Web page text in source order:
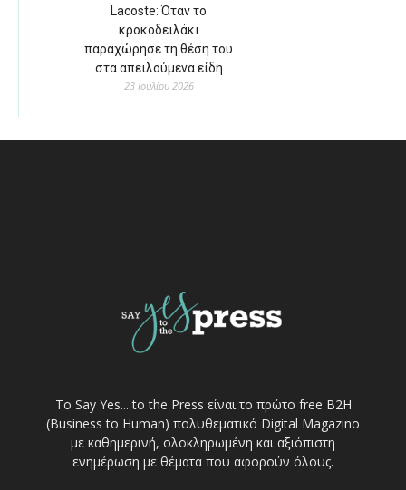
Lacoste: Όταν το
κροκοδειλάκι
παραχώρησε τη θέση του
στα απειλούμενα είδη
23 Ιουλίου 2026
Το Say Yes... to the Press είναι το πρώτο free Β2Η
(Business to Human) πολυθεματικό Digital Magazino
με καθημερινή, ολοκληρωμένη και αξιόπιστη
ενημέρωση με θέματα που αφορούν όλους.